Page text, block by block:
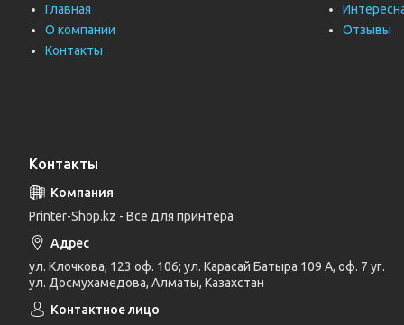
Главная
О компании
Контакты
Отзывы
Контакты
Printer-Shop.kz - Все для принтера
ул. Клочкова, 123 оф. 106; ул. Карасай Батыра 109 А, оф. 7 уг.
ул. Досмухамедова, Алматы, Казахстан